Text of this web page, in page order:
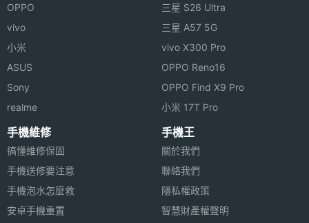
OPPO
vivo
小米
ASUS
Sony
realme
三星 S26 Ultra
三星 A57 5G
vivo X300 Pro
OPPO Reno16
OPPO Find X9 Pro
小米 17T Pro
手機維修
搞懂維修保固
手機送修要注意
手機泡水怎麼救
安卓手機重置
手機王
關於我們
聯絡我們
隱私權政策
智慧財產權聲明